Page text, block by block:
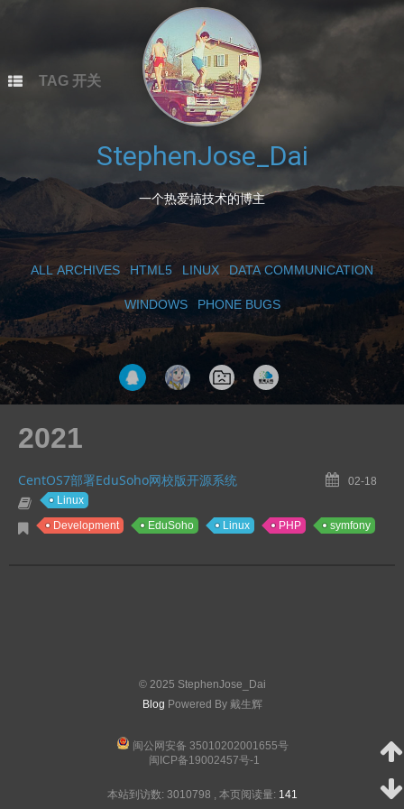
StephenJose_Dai
一个热爱搞技术的博主
ALL ARCHIVES HTML5 LINUX DATA COMMUNICATION
WINDOWS PHONE BUGS
2021
02-18
CentOS7部署EduSoho网校版开源系统
Linux
Development
EduSoho Linux PHP symfony
© 2025 StephenJose_Dai
Blog Powered By 戴生辉
闽公网安备 35010202001655号
闽ICP备19002457号-1
本站到访数: 3010798 , 本页阅读量: 141
TAG 开关
本文总阅读量次